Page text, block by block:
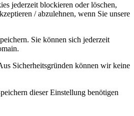
jederzeit blockieren oder löschen,
/ abzulehnen, wenn Sie unsere
Sie können sich jederzeit
Sicherheitsgründen können wir keine
dieser Einstellung benötigen